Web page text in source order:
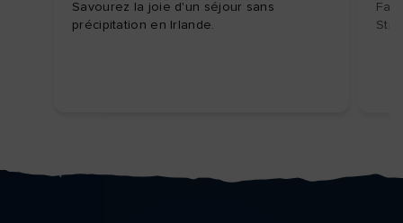
Savourez la joie d'un séjour sans
précipitation en Irlande.